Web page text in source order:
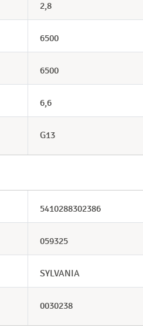
2,8
6500
6500
6,6
G13
5410288302386
059325
SYLVANIA
0030238